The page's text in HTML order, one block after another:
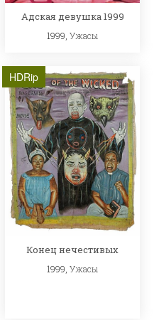
Адская девушка 1999
1999,Ужасы
HDRip
Конец нечестивых
1999,Ужасы